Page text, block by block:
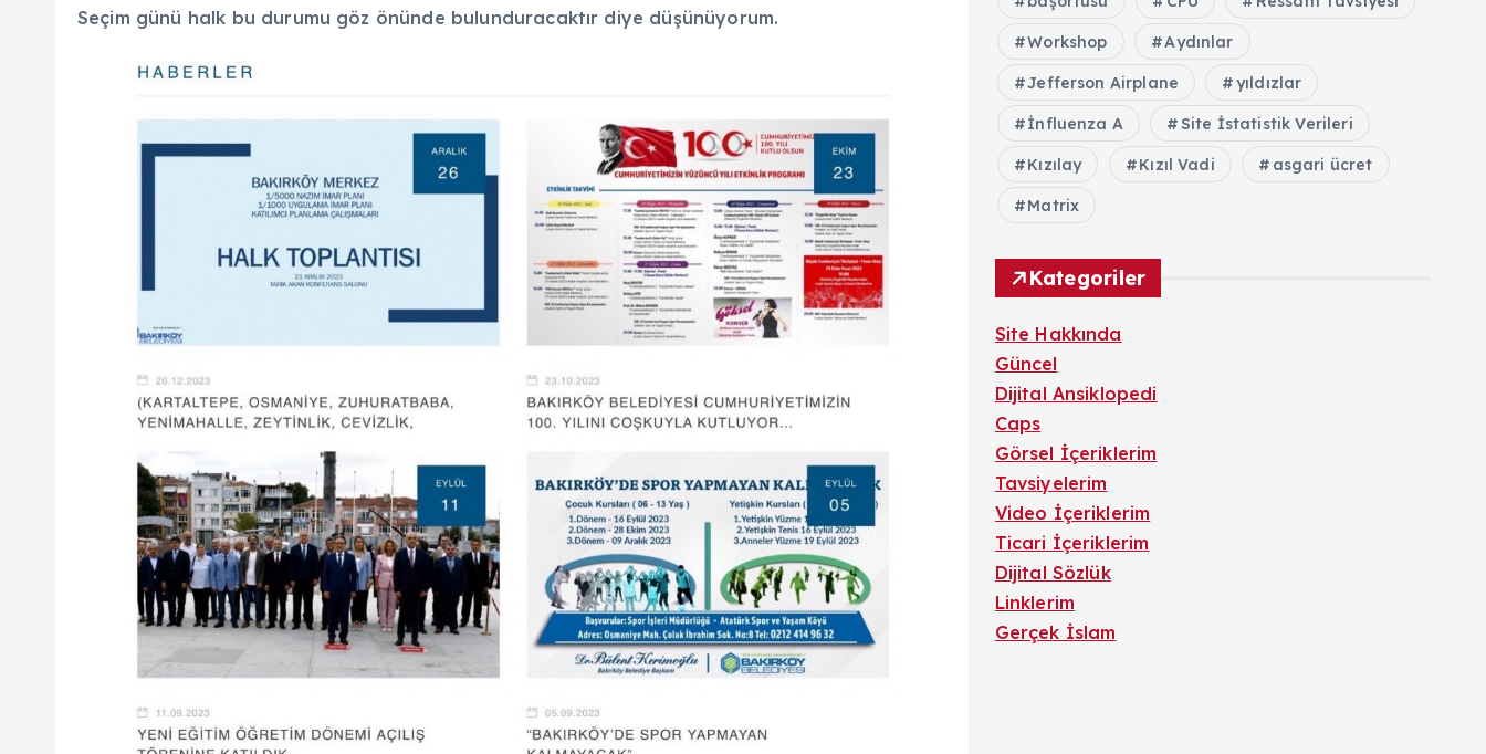
Seçim günü halk bu durumu göz önünde bulunduracaktır diye düşünüyorum.
Workshop Aydınlar
Jefferson Airplane yıldızlar
İnfluenza A Site İstatistik Verileri
Kızılay Kızıl Vadi asgari ücret
Matrix
Kategoriler
Site Hakkında
Güncel
Dijital Ansiklopedi
Caps
Görsel İçeriklerim
Tavsiyelerim
Video İçeriklerim
Ticari İçeriklerim
Dijital Sözlük
Linklerim
Gerçek İslam